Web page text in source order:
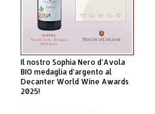
Il nostro Sophia Nero d’Avola
BIO medaglia d’argento al
Decanter World Wine Awards
2025!